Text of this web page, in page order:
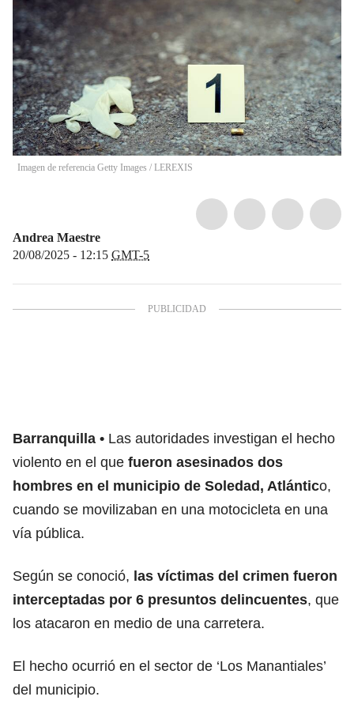
Imagen de referencia Getty Images / LEREXIS
Andrea Maestre
20/08/2025 - 12:15 GMT-5
Barranquilla
Las autoridades investigan el hecho
violento en el que fueron asesinados dos
hombres en el municipio de Soledad, Atlántico,
cuando se movilizaban en una motocicleta en una
vía pública.
Según se conoció, las víctimas del crimen fueron
interceptadas por 6 presuntos delincuentes, que
los atacaron en medio de una carretera.
El hecho ocurrió en el sector de ‘Los Manantiales’
del municipio.